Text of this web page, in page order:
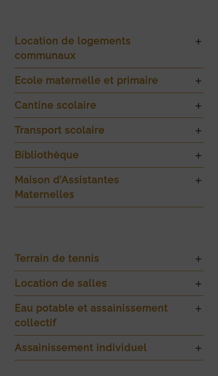
Location de logements
communaux
Ecole maternelle et primaire
Cantine scolaire
Transport scolaire
Bibliothèque
Maison d’Assistantes
Maternelles
Terrain de tennis
Location de salles
Eau potable et assainissement
collectif
Assainissement individuel